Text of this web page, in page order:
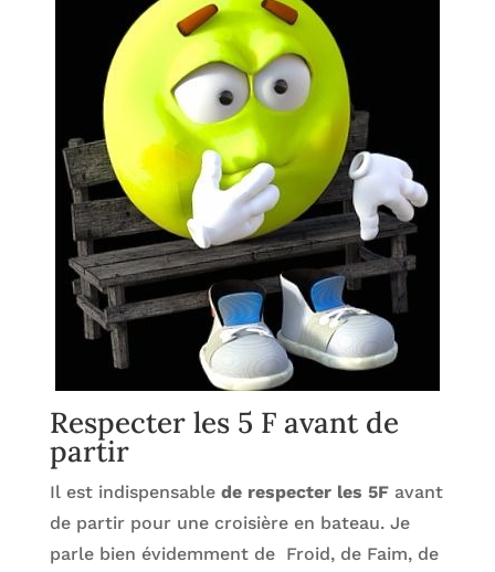
Respecter les 5 F avant de
partir
Il est indispensable de respecter les 5Favant
de partir pour une croisière en bateau. Je
parle bien évidemment de Froid, de Faim, de